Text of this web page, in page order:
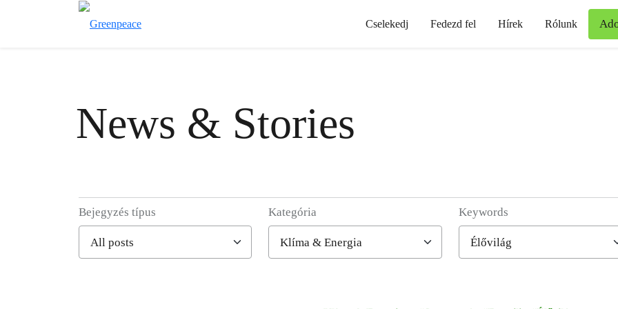
Cselekedj Fedezd fel Hírek Rólunk
News & Stories
Filter posts
Bejegyzés típus Kategória Keywords